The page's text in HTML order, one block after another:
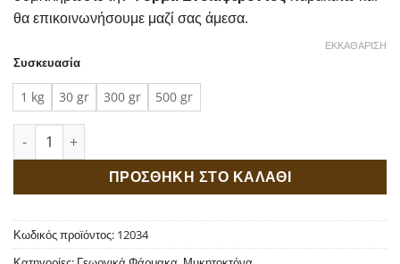
θα επικοινωνήσουμε μαζί σας άμεσα.
Συσκευασία
1 kg 30 gr 300 gr 500 gr
ΕΚΚΑΘΆΡΙΣΗ
Signum 26.7/6.7 WG ποσότητα
ΠΡΟΣΘΗΚΗ ΣΤΟ ΚΑΛΑΘΙ
Κωδικός προϊόντος: 12034